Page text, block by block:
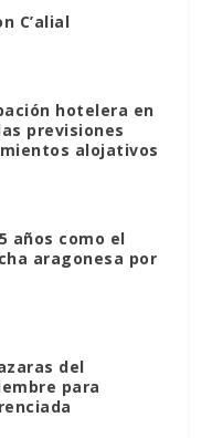
C’alial
hotelera en
previsiones
alojativos
años como el
aragonesa por
del
para